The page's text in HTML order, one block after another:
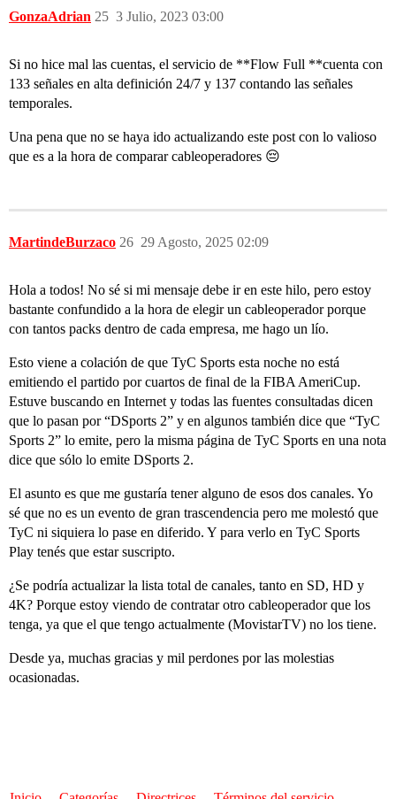
GonzaAdrian 3 Julio, 2023 03:00
25
Si no hice mal las cuentas, el servicio de **Flow Full **cuenta con
133 señales en alta definición 24/7 y 137 contando las señales
temporales.
Una pena que no se haya ido actualizando este post con lo valioso
que es a la hora de comparar cableoperadores 😔
MartindeBurzaco 29 Agosto, 2025 02:09
26
Hola a todos! No sé si mi mensaje debe ir en este hilo, pero estoy
bastante confundido a la hora de elegir un cableoperador porque
con tantos packs dentro de cada empresa, me hago un lío.
Esto viene a colación de que TyC Sports esta noche no está
emitiendo el partido por cuartos de final de la FIBA AmeriCup.
Estuve buscando en Internet y todas las fuentes consultadas dicen
que lo pasan por “DSports 2” y en algunos también dice que “TyC
Sports 2” lo emite, pero la misma página de TyC Sports en una nota
dice que sólo lo emite DSports 2.
El asunto es que me gustaría tener alguno de esos dos canales. Yo
sé que no es un evento de gran trascendencia pero me molestó que
TyC ni siquiera lo pase en diferido. Y para verlo en TyC Sports
Play tenés que estar suscripto.
¿Se podría actualizar la lista total de canales, tanto en SD, HD y
4K? Porque estoy viendo de contratar otro cableoperador que los
tenga, ya que el que tengo actualmente (MovistarTV) no los tiene.
Desde ya, muchas gracias y mil perdones por las molestias
ocasionadas.